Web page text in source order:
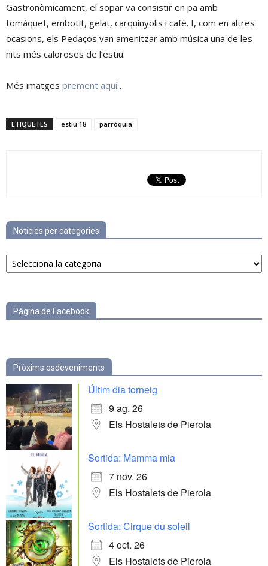
Gastronòmicament, el sopar va consistir en pa amb
tomàquet, embotit, gelat, carquinyolis i cafè. I, com en altres
ocasions, els Pedaços van amenitzar amb música una de les
nits més caloroses de l’estiu.
Més imatges prement aquí…
ETIQUETES estiu 18 parròquia
Notícies per categories
Notícies
per
Pàgina de Facebook
Pròxims esdeveniments
Últim dia torneig
9 ag. 26
Els Hostalets de Pierola
Sortida: Mamma mia
7 nov. 26
Els Hostalets de Pierola
Sortida: Cirque du soleil
4 oct. 26
Els Hostalets de Pierola